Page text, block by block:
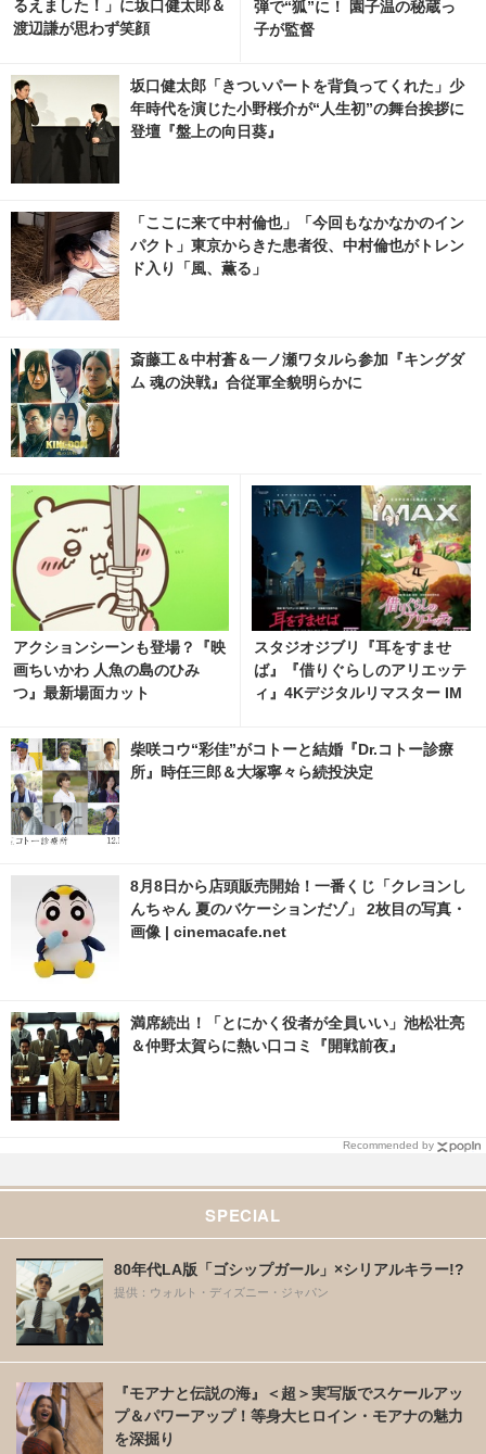
るえました！」に坂口健太郎＆
渡辺謙が思わず笑顔
弾で“狐”に！ 園子温の秘蔵っ
子が監督
坂口健太郎「きついパートを背負ってくれた」少
年時代を演じた小野桜介が“人生初”の舞台挨拶に
登壇『盤上の向日葵』
「ここに来て中村倫也」「今回もなかなかのイン
パクト」東京からきた患者役、中村倫也がトレン
ド入り「風、薫る」
斎藤工＆中村蒼＆一ノ瀬ワタルら参加『キングダ
ム 魂の決戦』合従軍全貌明らかに
アクションシーンも登場？『映
画ちいかわ 人魚の島のひみ
つ』最新場面カット
スタジオジブリ『耳をすませ
ば』『借りぐらしのアリエッテ
ィ』4Kデジタルリマスター IM
柴咲コウ“彩佳”がコトーと結婚『Dr.コトー診療
所』時任三郎＆大塚寧々ら続投決定
8月8日から店頭販売開始！一番くじ「クレヨンし
んちゃん 夏のバケーションだゾ」 2枚目の写真・
画像 | cinemacafe.net
満席続出！「とにかく役者が全員いい」池松壮亮
＆仲野太賀らに熱い口コミ『開戦前夜』
Recommended by
SPECIAL
80年代LA版「ゴシップガール」×シリアルキラー!?
提供：ウォルト・ディズニー・ジャパン
『モアナと伝説の海』＜超＞実写版でスケールアッ
プ＆パワーアップ！等身大ヒロイン・モアナの魅力
を深掘り